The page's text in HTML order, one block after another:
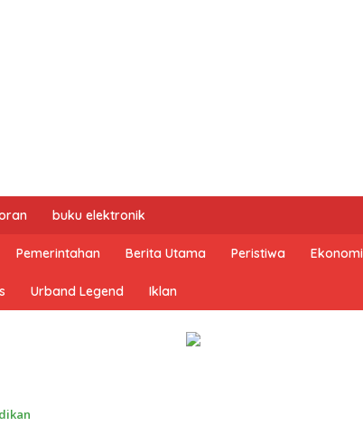
buku elektronik
Pemerintahan Berita Utama Peristiwa Ekonomi
Urband Legend Iklan